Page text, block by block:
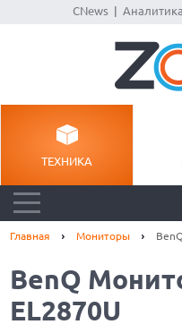
CNews| Аналитика
ТЕХНИКА
Главная Мониторы
BenQ
EL2870U